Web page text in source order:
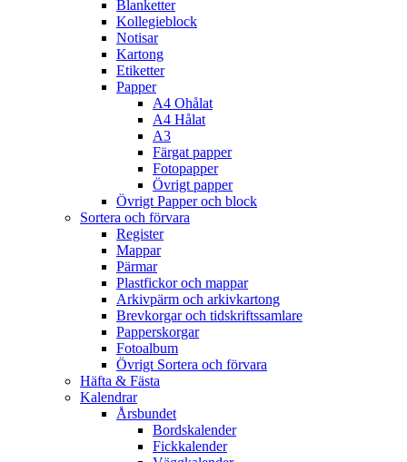
Blanketter
Kollegieblock
Notisar
Kartong
Etiketter
Papper
A4 Ohålat
A4 Hålat
A3
Färgat papper
Fotopapper
Övrigt papper
Övrigt Papper och block
Sortera och förvara
Register
Mappar
Pärmar
Plastfickor och mappar
Arkivpärm och arkivkartong
Brevkorgar och tidskriftssamlare
Papperskorgar
Fotoalbum
Övrigt Sortera och förvara
Häfta & Fästa
Kalendrar
Årsbundet
Bordskalender
Fickkalender